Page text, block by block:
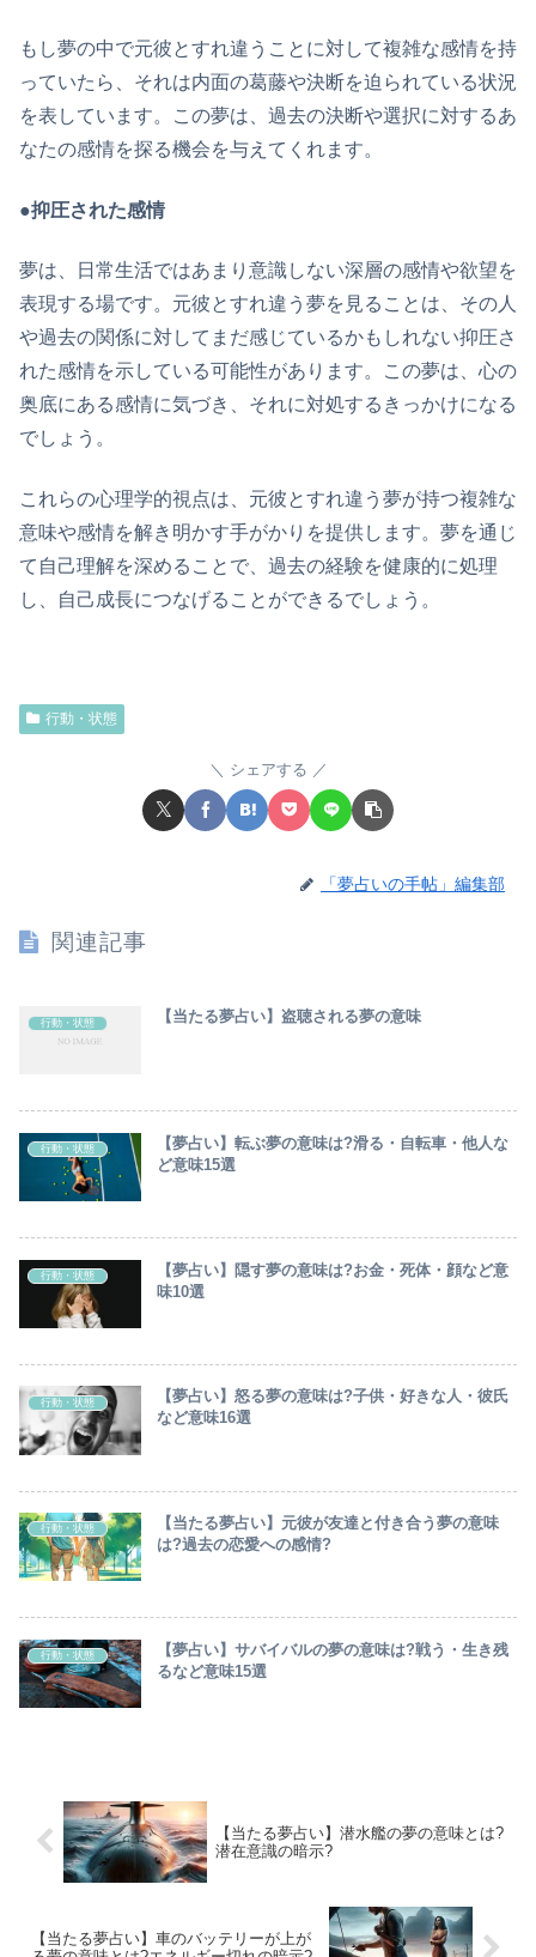
もし夢の中で元彼とすれ違うことに対して複雑な感情を持
っていたら、それは内面の葛藤や決断を迫られている状況
を表しています。この夢は、過去の決断や選択に対するあ
なたの感情を探る機会を与えてくれます。
●抑圧された感情
夢は、日常生活ではあまり意識しない深層の感情や欲望を
表現する場です。元彼とすれ違う夢を見ることは、その人
や過去の関係に対してまだ感じているかもしれない抑圧さ
れた感情を示している可能性があります。この夢は、心の
奥底にある感情に気づき、それに対処するきっかけになる
でしょう。
これらの心理学的視点は、元彼とすれ違う夢が持つ複雑な
意味や感情を解き明かす手がかりを提供します。夢を通じ
て自己理解を深めることで、過去の経験を健康的に処理
し、自己成長につなげることができるでしょう。
行動・状態
シェアする
「夢占いの手帖」編集部
関連記事
行動・状態 【当たる夢占い】盗聴される夢の意味
行動・状態
【夢占い】転ぶ夢の意味は?滑る・自転車・他人な
ど意味15選
行動・状態
【夢占い】隠す夢の意味は?お金・死体・顔など意
味10選
行動・状態
【夢占い】怒る夢の意味は?子供・好きな人・彼氏
など意味16選
行動・状態
【当たる夢占い】元彼が友達と付き合う夢の意味
は?過去の恋愛への感情?
行動・状態
【夢占い】サバイバルの夢の意味は?戦う・生き残
るなど意味15選
【当たる夢占い】潜水艦の夢の意味とは?
潜在意識の暗示?
【当たる夢占い】車のバッテリーが上が